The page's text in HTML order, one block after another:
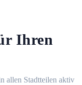
Ihren
allen Stadtteilen aktiv